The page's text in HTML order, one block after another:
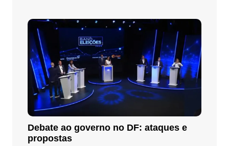
Debate ao governo no DF: ataques e
propostas